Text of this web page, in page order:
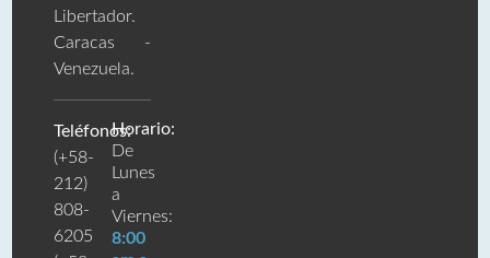
Libertador.
Caracas -
Venezuela.
Teléfonos:
(+58-
212)
808-
6205
Horario:
De
Lunes
a
Viernes:
8:00